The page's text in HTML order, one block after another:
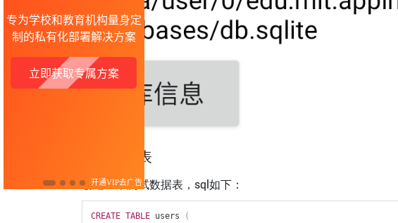
创建数据表
创建一个测试数据表，sql如下：
CREATE TABLE users
(